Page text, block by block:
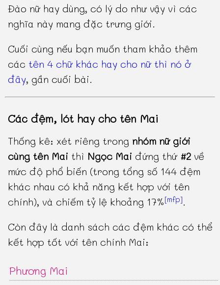
Đào nữ hay dùng, có lý do như vậy vì các
nghĩa này mang đặc trưng giới.
Cuối cùng nếu bạn muốn tham khảo thêm
các tên 4 chữ khác hay cho nữ thì nó ở
đây, gần cuối bài.
Các đệm, lót hay cho tên Mai
Thống kê: xét riêng trong nhóm nữ giới
cùng tên Mai thì Ngọc Mai đứng thứ #2 về
mức độ phổ biến (trong tổng số 144 đệm
khác nhau có khả năng kết hợp với tên
chính), và chiếm tỷ lệ khoảng 17%[mfp].
Còn đây là danh sách các đệm khác có thể
kết hợp tốt với tên chính Mai:
Phương Mai